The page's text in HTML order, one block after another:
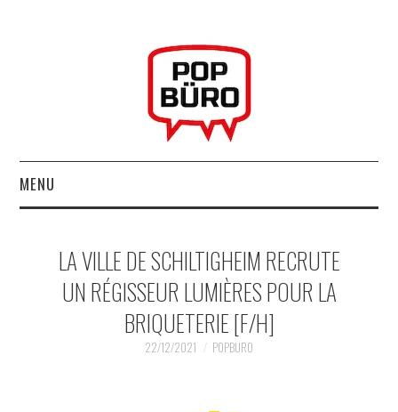
MENU
MUSIQUESACTUELLES.NET
GABBA GABBA HEY !
LA VILLE DE SCHILTIGHEIM RECRUTE
UN RÉGISSEUR LUMIÈRES POUR LA
BRIQUETERIE [F/H]
22/12/2021 POPBURO